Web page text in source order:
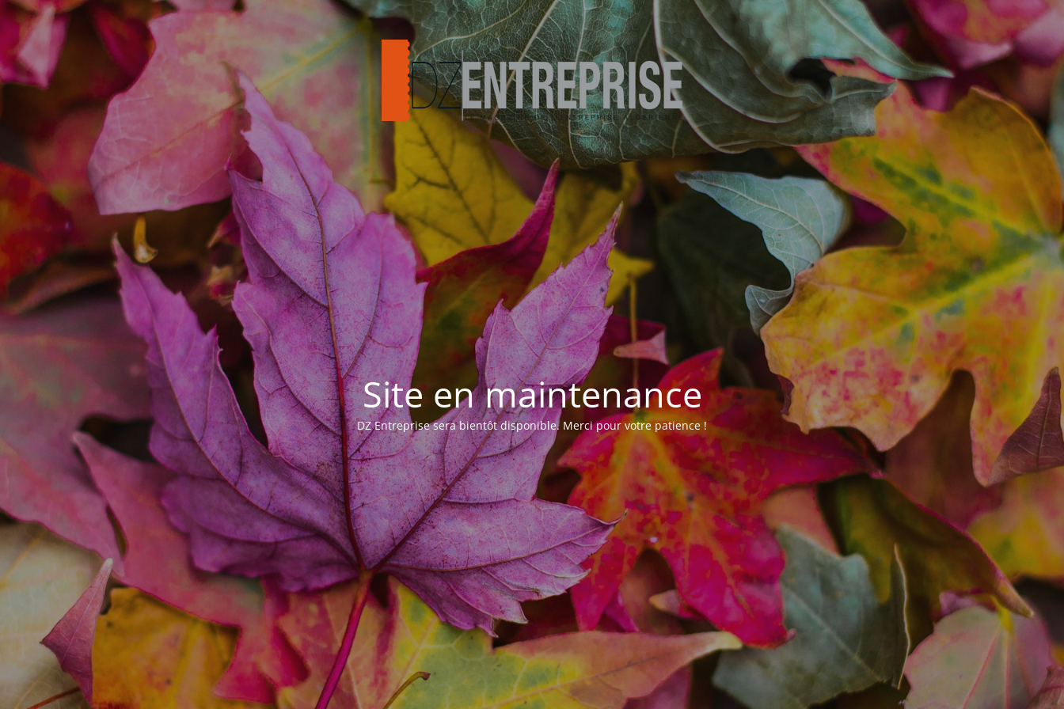
Site en maintenance
DZ Entreprise sera bientôt disponible. Merci pour votre patience !